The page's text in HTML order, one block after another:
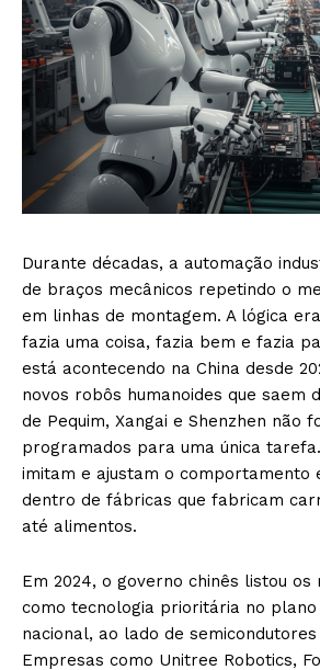
Durante décadas, a automação
de braços mecânicos repetindo o
em linhas de montagem. A lógica
fazia uma coisa, fazia bem e fazia
está acontecendo na China desde
novos robôs humanoides que saem
de Pequim, Xangai e Shenzhen não
programados para uma única
imitam e ajustam o comportamento
dentro de fábricas que fabricam
até alimentos.
Em 2024, o governo chinês listou os
como tecnologia prioritária no
nacional, ao lado de
Empresas como Unitree Robotics,